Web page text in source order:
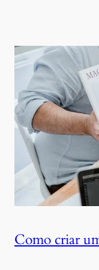
Como criar